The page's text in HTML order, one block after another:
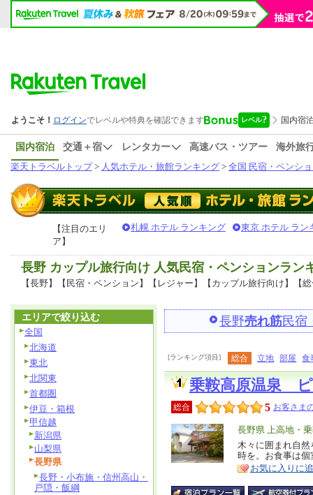
国内宿泊 交通＋宿 レンタカー 高速バス・ツアー
海外旅
楽天トラベルトップ> 人気ホテル・旅館ランキング > 全国 民宿・ペンシ
【注目のエリ
ア】
札幌 ホテル ランキング 東京 ホテル ラン
長野 カップル旅行向け 人気民宿・ペンションラン
【長野】【民宿・ペンション】【レジャー】【カップル旅行向け】【
長野売れ筋民宿
[ランキング項目] 総合 立地 部屋 食
乗鞍高原温泉
総合 5 お客さま
エ
リ
ア
長野県 上高地・
特
徴
木々に囲まれ自
時を。お食事は
お気に入りに
エリアで絞り込む
全国
北海道
東北
北関東
首都圏
伊豆・箱根
甲信越
新潟県
山梨県
長野県
長野・小布施・信州高山・
戸隠・飯綱